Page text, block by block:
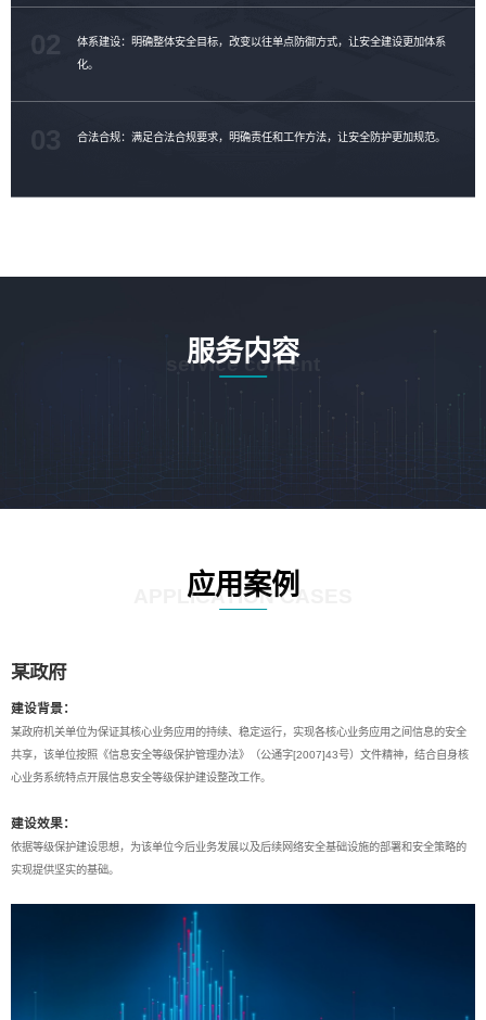
体系建设：明确整体安全目标，改变以往单点防御方式，让安全建设更加体系
化。
02
合法合规：满足合法合规要求，明确责任和工作方法，让安全防护更加规范。
03
服务内容
service content
应用案例
APPLICATION CASES
某政府
建设背景：
某政府机关单位为保证其核心业务应用的持续、稳定运行，实现各核心业务应用之间信息的安全
共享，该单位按照《信息安全等级保护管理办法》（公通字[2007]43号）文件精神，结合自身核
心业务系统特点开展信息安全等级保护建设整改工作。
建设效果：
依据等级保护建设思想，为该单位今后业务发展以及后续网络安全基础设施的部署和安全策略的
实现提供坚实的基础。